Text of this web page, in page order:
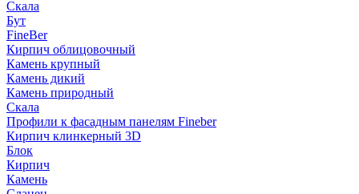
Скала
Бут
FineBer
Кирпич облицовочный
Камень крупный
Камень дикий
Камень природный
Скала
Профили к фасадным панелям Fineber
Кирпич клинкерный 3D
Блок
Кирпич
Камень